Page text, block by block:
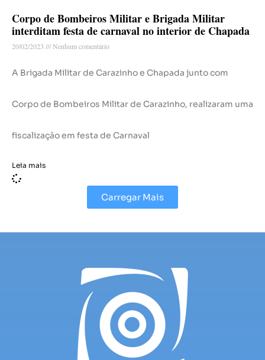
Corpo de Bombeiros Militar e Brigada Militar
interditam festa de carnaval no interior de Chapada
20/02/2023 Nenhum comentário
A Brigada Militar de Carazinho e Chapada junto com
Corpo de Bombeiros Militar de Carazinho, realizaram uma
fiscalização em festa de Carnaval
Leia mais
Carregar Mais